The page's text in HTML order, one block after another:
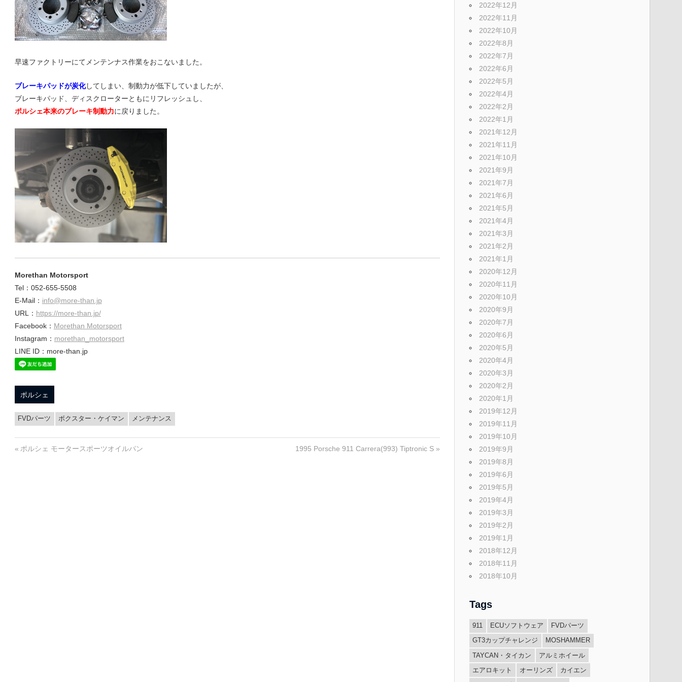
ポ
ル
ュ
グ
ブ
ま
す
。
早速ファクトリーにてメンテンナス作業をおこないました。
ブレーキパッドが炭化してしまい、制動力が低下していましたが、
ブレーキパッド、ディスクローターともにリフレッシュし、
ポルシェ本来のブレーキ制動力に戻りました。
Morethan Motorsport
Tel：052-655-5508
E-Mail： info@more-than.jp
URL： https://more-than.jp/
Facebook： Morethan Motorsport
Instagram： morethan_motorsport
LINE ID：more-than.jp
ポルシェ
FVDパーツ ボクスター・ケイマン メンテナンス
投
前
ポルシェ モータースポーツオイルパン
次
1995 Porsche 911 Carrera(993) Tiptronic S
2022年12月
2022年11月
2022年10月
2022年8月
2022年7月
2022年6月
2022年5月
2022年4月
2022年2月
2022年1月
2021年12月
2021年11月
2021年10月
2021年9月
2021年7月
2021年6月
2021年5月
2021年4月
2021年3月
2021年2月
2021年1月
2020年12月
2020年11月
2020年10月
2020年9月
2020年7月
2020年6月
2020年5月
2020年4月
2020年3月
2020年2月
2020年1月
2019年12月
2019年11月
2019年10月
2019年9月
2019年8月
2019年6月
2019年5月
2019年4月
2019年3月
2019年2月
2019年1月
2018年12月
2018年11月
2018年10月
Tags
911 ECUソフトウェア
FVDパーツ
GT3カップチャレンジ
MOSHAMMER
TAYCAN・タイカン
アルミホイール
エアロキット
オーリンズ
カイエン